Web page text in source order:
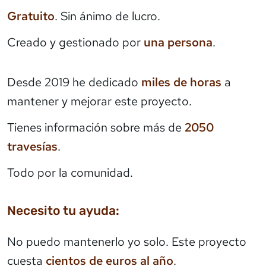
Gratuito. Sin ánimo de lucro.
Creado y gestionado por una persona.
Desde 2019 he dedicado miles de horas a
mantener y mejorar este proyecto.
Tienes información sobre más de 2050
travesías.
Todo por la comunidad.
Necesito tu ayuda:
No puedo mantenerlo yo solo. Este proyecto
cuesta cientos de euros al año.